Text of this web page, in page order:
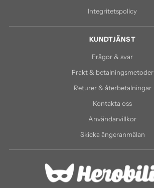
Integritetspolicy
KUNDTJÄNST
Frågor & svar
Frakt & betalningsmetoder
Returer & återbetalningar
Kontakta oss
Användarvillkor
Skicka ångeranmälan